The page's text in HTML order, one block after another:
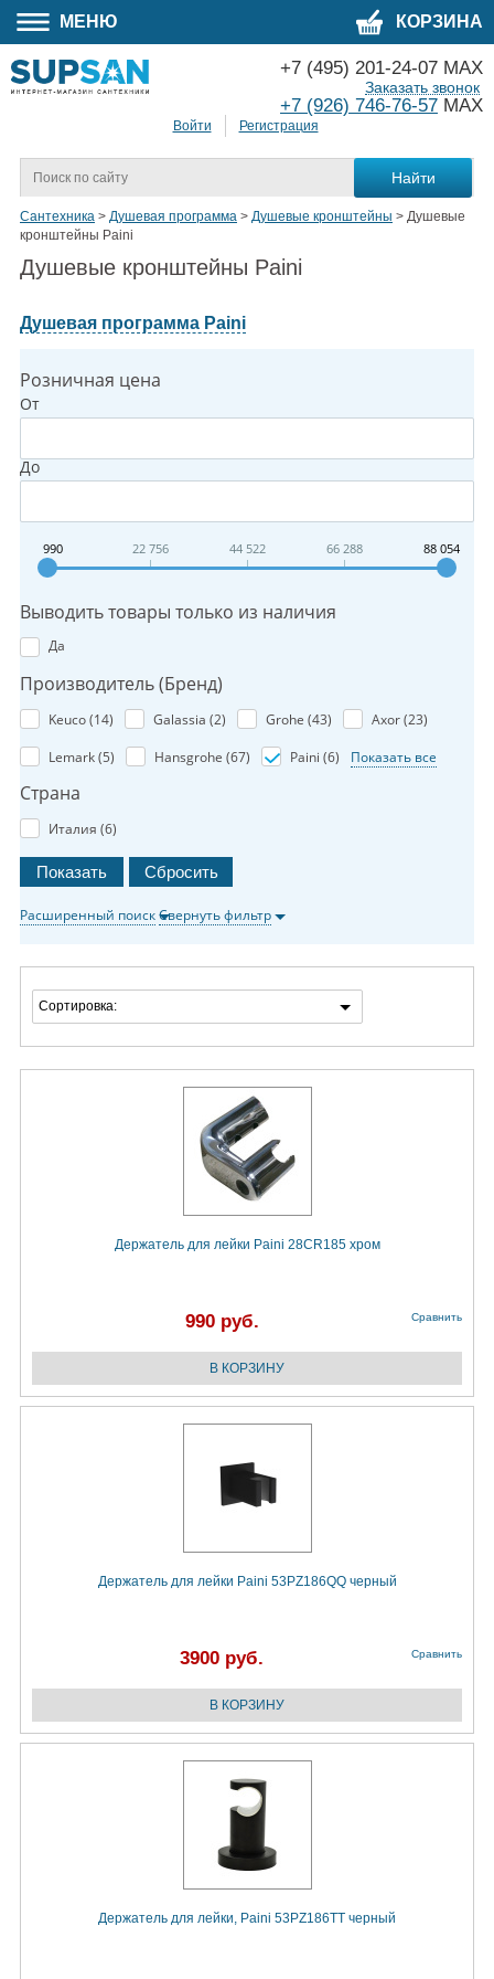
МЕНЮ КОРЗИНА
Войти Регистрация
+7 (495) 201-24-07 MAX
+7 (926) 746-76-57 MAX
Заказать звонок
Сантехника > Душевая программа > Душевые кронштейны > Душевые
кронштейны Paini
Душевые кронштейны Paini
Душевая программа Paini
Розничная цена
От
До
990 22 756 44 522 66 288 88 054
Выводить товары только из наличия
Да
Производитель (Бренд)
Keuco (14) Galassia (2) Grohe (43) Axor (23)
Lemark (5) Hansgrohe (67) Paini (6) Показать все
Страна
Италия (6)
Расширенный поискСвернуть фильтр
Сортировка:
Держатель для лейки Paini 28CR185 хром
990 руб. Сравнить
Держатель для лейки Paini 53PZ186QQ черный
3900 руб. Сравнить
Держатель для лейки, Paini 53PZ186TT черный